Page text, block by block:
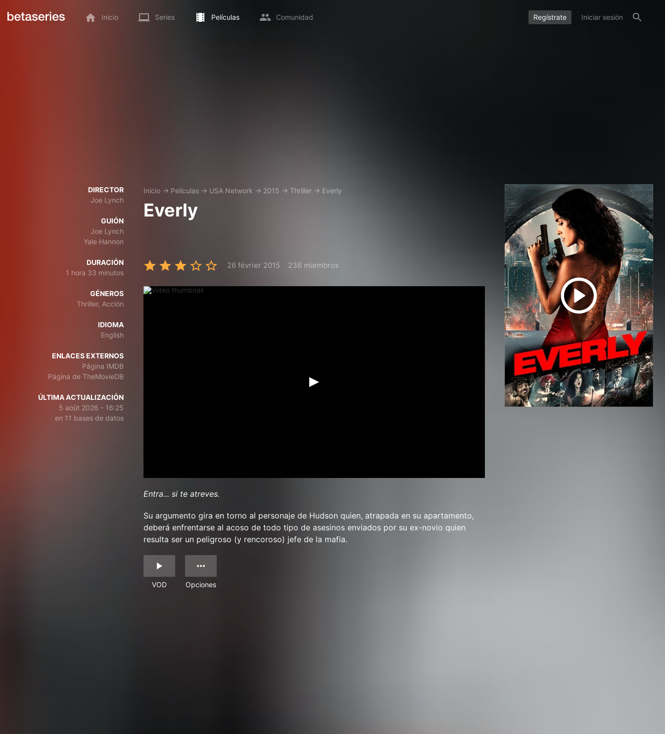
Inicio Series Películas Comunidad Regístrate Iniciar sesión
DIRECTOR
Joe Lynch
GUIÓN
Joe Lynch
Yale Hannon
DURACIÓN
1 hora 33 minutos
GÉNEROS
Thriller, Acción
IDIOMA
English
ENLACES EXTERNOS
Página IMDB
Página de TheMovieDB
ÚLTIMA ACTUALIZACIÓN
5 août 2026 - 16:25
en 11 bases de datos
Inicio → Películas → USA Network → 2015 → Thriller → Everly
Everly
26 février 2015 236 miembros
Entra... si te atreves.
Su argumento gira en torno al personaje de Hudson quien, atrapada en su apartamento,
deberá enfrentarse al acoso de todo tipo de asesinos enviados por su ex-novio quien
resulta ser un peligroso (y rencoroso) jefe de la mafia.
VOD Opciones